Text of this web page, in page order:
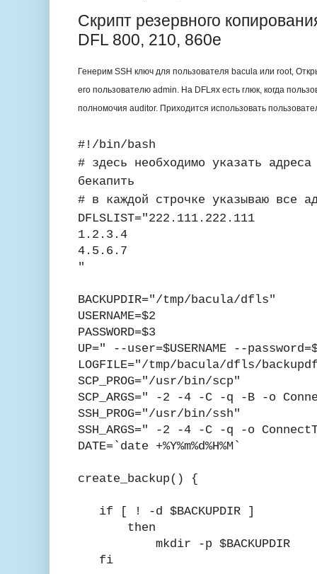
Скрипт резервного
DFL 800, 210, 860e
Генерим SSH ключ для пользователя bacula или root,
его пользователю admin. На DFLях есть глюк, когда
полномочия auditor. Приходится использовать
#!/bin/bash
# здесь необходимо указать
бекапить
# в каждой строчке указываю все
DFLSLIST="222.111.222.111
1.2.3.4
4.5.6.7
"
BACKUPDIR="/tmp/bacula/dfls"
USERNAME=$2
PASSWORD=$3
UP=" --user=$USERNAME --
LOGFILE="/tmp/bacula/dfls/
SCP_PROG="/usr/bin/scp"
SCP_ARGS=" -2 -4 -C -q -B -o
SSH_PROG="/usr/bin/ssh"
SSH_ARGS=" -2 -4 -C -q -o
DATE=`date +%Y%m%d%H%M`
create_backup() {
if [ ! -d $BACKUPDIR ]
then
mkdir -p $BACKUPDIR
fi